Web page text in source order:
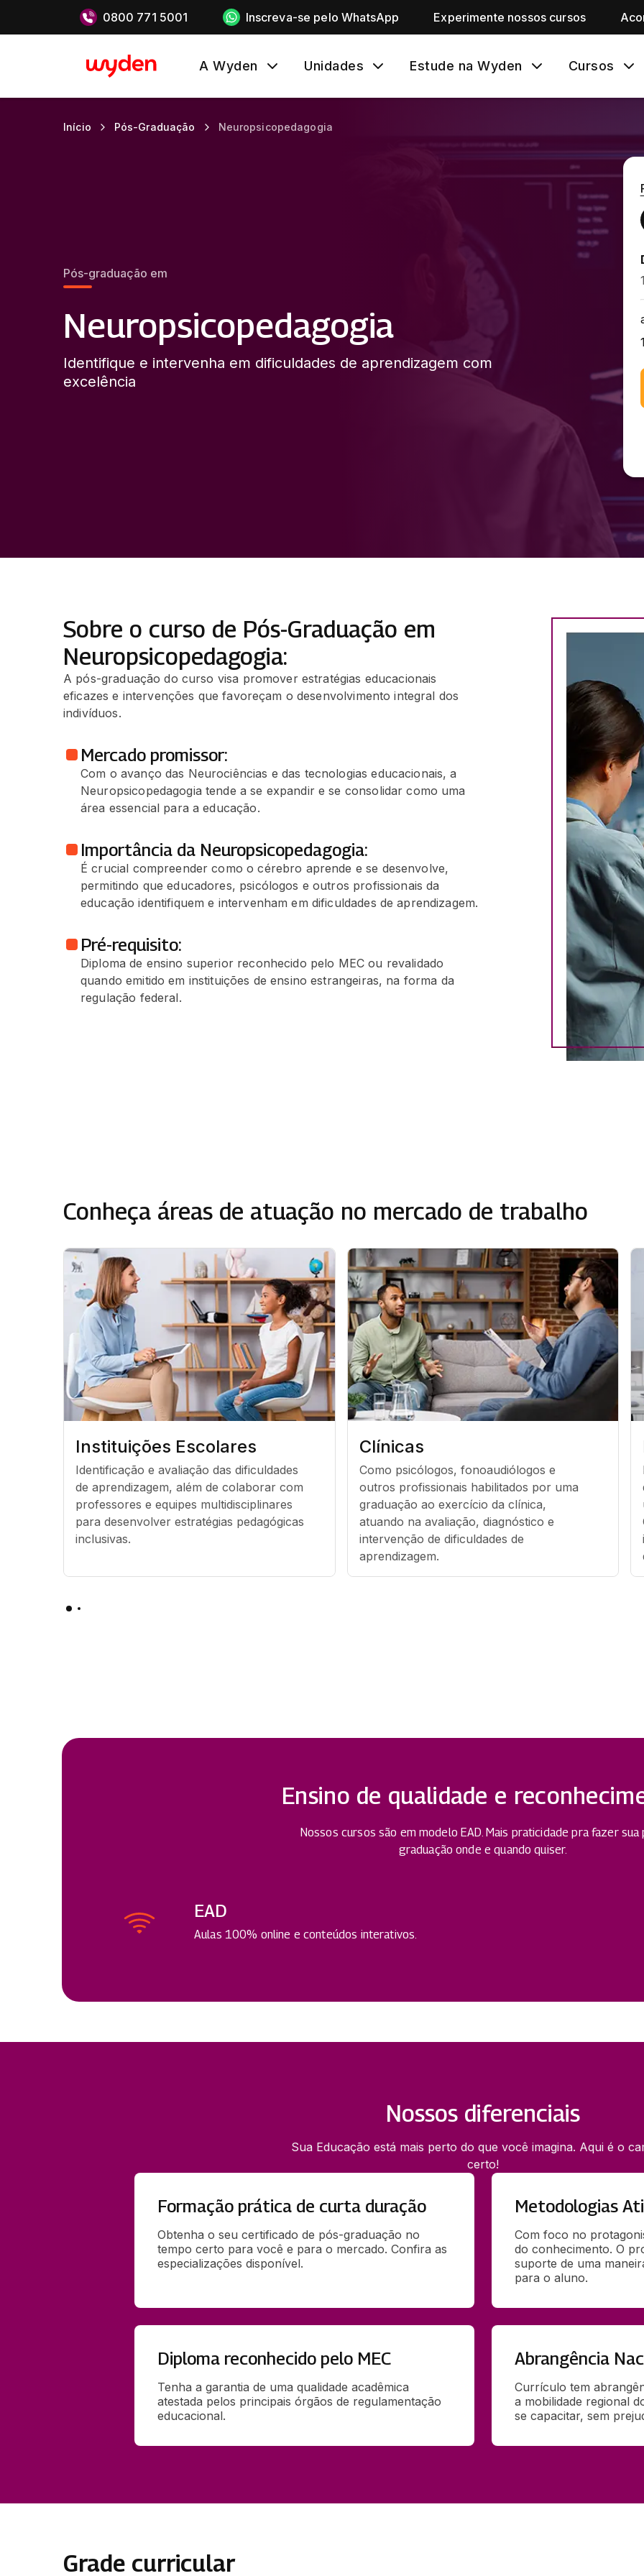
0800 771 5001 Inscreva-se pelo WhatsApp Experimente nossos cursos
A Wyden Unidades Estude na Wyden Cursos
Início Pós-Graduação Neuropsicopedagogia
Pós-graduação em
Neuropsicopedagogia
Identifique e intervenha em dificuldades de aprendizagem com
excelência
Sobre o curso de Pós-Graduação em
Neuropsicopedagogia:
A pós-graduação do curso visa promover estratégias educacionais
eficazes e intervenções que favoreçam o desenvolvimento integral dos
indivíduos.
Mercado promissor:
Com o avanço das Neurociências e das tecnologias educacionais, a
Neuropsicopedagogia tende a se expandir e se consolidar como uma
área essencial para a educação.
Importância da Neuropsicopedagogia:
É crucial compreender como o cérebro aprende e se desenvolve,
permitindo que educadores, psicólogos e outros profissionais da
educação identifiquem e intervenham em dificuldades de aprendizagem.
Pré-requisito:
Diploma de ensino superior reconhecido pelo MEC ou revalidado
quando emitido em instituições de ensino estrangeiras, na forma da
regulação federal.
Conheça áreas de atuação no mercado de trabalho
Instituições Escolares
Identificação e avaliação das dificuldades
de aprendizagem, além de colaborar com
professores e equipes multidisciplinares
para desenvolver estratégias pedagógicas
inclusivas.
Clínicas
Como psicólogos, fonoaudiólogos e
outros profissionais habilitados por uma
graduação ao exercício da clínica,
atuando na avaliação, diagnóstico e
intervenção de dificuldades de
aprendizagem.
Ensino de qualidade e
Nossos cursos são em modelo EAD. Mais praticidade pra fazer sua
graduação onde e quando quiser.
EAD
Aulas 100% online e conteúdos interativos.
Nossos diferenciais
Sua Educação está mais perto do que você imagina. Aqui é o
certo!
Formação prática de curta duração
Obtenha o seu certificado de pós-graduação no
tempo certo para você e para o mercado. Confira as
especializações disponível.
Metodologias
Com foco no
do conhecimento. O
suporte de uma
para o aluno.
Diploma reconhecido pelo MEC
Tenha a garantia de uma qualidade acadêmica
atestada pelos principais órgãos de regulamentação
educacional.
Abrangência
Currículo tem
a mobilidade regional
se capacitar, sem
Grade curricular